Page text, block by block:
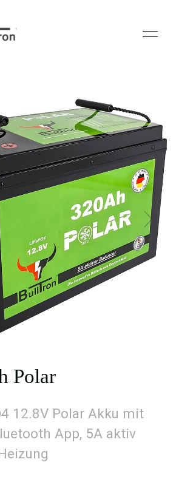
Polar
12.8V Polar Akku mit
App, 5A aktiv